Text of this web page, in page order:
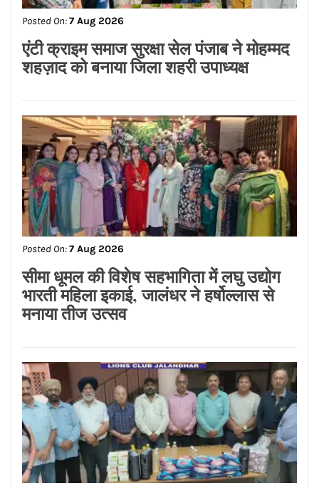
Posted On:7 Aug 2026
एंटी क्राइम समाज सुरक्षा सेल पंजाब ने मोहम्मद
शहज़ाद को बनाया जिला शहरी उपाध्यक्ष
Posted On:7 Aug 2026
सीमा धूमल की विशेष सहभागिता में लघु उद्योग
भारती महिला इकाई, जालंधर ने हर्षोल्लास से
मनाया तीज उत्सव